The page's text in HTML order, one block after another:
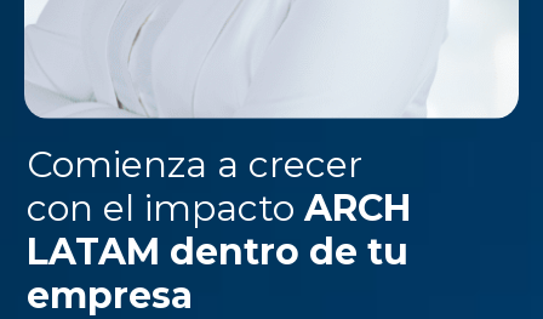
Comienza a crecer
con el impactoARCH
LATAM dentro de tu
empresa